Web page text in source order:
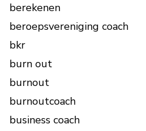
berekenen
beroepsvereniging coach
bkr
burn out
burnout
burnoutcoach
business coach